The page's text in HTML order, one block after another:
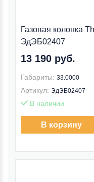
Газовая колонка
ЭдЭБ02407
13 190 руб.
Габариты: 33.0000
Артикул: ЭдЭБ02407
В наличии
В корзину